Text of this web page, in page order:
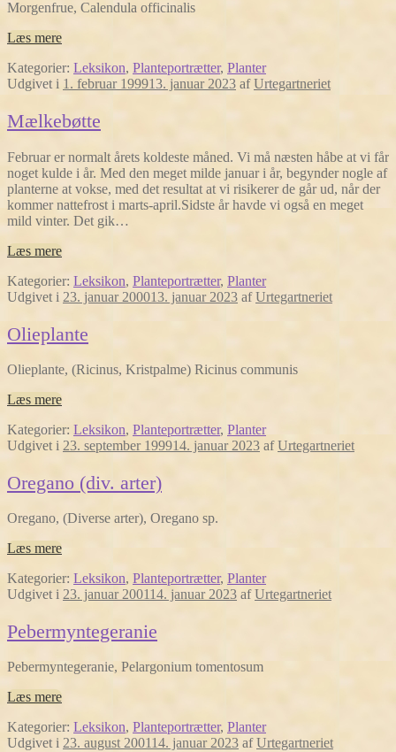
Morgenfrue, Calendula officinalis
Læs mere
Kategorier: Leksikon, Planteportrætter, Planter
Udgivet i 1. februar 199913. januar 2023 afUrtegartneriet
Mælkebøtte
Februar er normalt årets koldeste måned. Vi må næsten håbe at vi får
noget kulde i år. Med den meget milde januar i år, begynder nogle af
planterne at vokse, med det resultat at vi risikerer de går ud, når der
kommer nattefrost i marts-april.Sidste år havde vi også en meget
mild vinter. Det gik…
Læs mere
Kategorier: Leksikon, Planteportrætter, Planter
Udgivet i 23. januar 200013. januar 2023 afUrtegartneriet
Olieplante
Olieplante, (Ricinus, Kristpalme) Ricinus communis
Læs mere
Kategorier: Leksikon, Planteportrætter, Planter
Udgivet i 23. september 199914. januar 2023 afUrtegartneriet
Oregano (div. arter)
Oregano, (Diverse arter), Oregano sp.
Læs mere
Kategorier: Leksikon, Planteportrætter, Planter
Udgivet i 23. januar 200114. januar 2023 afUrtegartneriet
Pebermyntegeranie
Pebermyntegeranie, Pelargonium tomentosum
Læs mere
Kategorier: Leksikon, Planteportrætter, Planter
Udgivet i 23. august 200114. januar 2023 afUrtegartneriet